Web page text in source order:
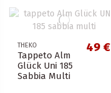
Visualizza i prodotti a
THEKO
Tappeto Alm
Glück Uni 185
Sabbia Multi
49 €